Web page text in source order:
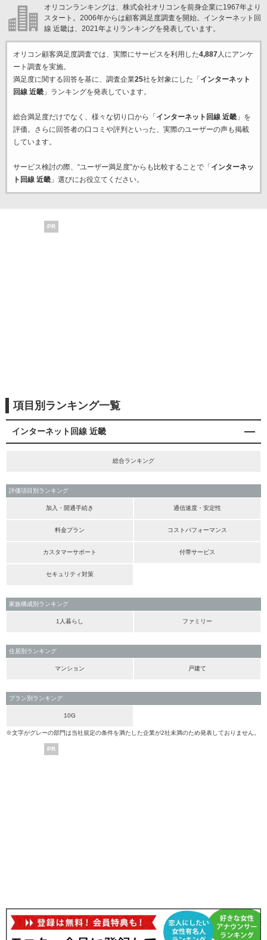
オリコンランキングは、株式会社オリコンを前身企業に1967年より
スタート。2006年からは顧客満足度調査を開始。インターネット回
線 近畿は、2021年よりランキングを発表しています。
オリコン顧客満足度調査では、実際にサービスを利用した4,887人にアンケ
ート調査を実施。
満足度に関する回答を基に、調査企業25社を対象にした「 インターネット
回線 近畿」ランキングを発表しています。
総合満足度だけでなく、様々な切り口から「 インターネット回線 近畿」を
評価。さらに回答者の口コミや評判といった、実際のユーザーの声も掲載
しています。
サービス検討の際、“ユーザー満足度”からも比較することで「 インターネッ
ト回線 近畿」選びにお役立てください。
PR
項目別ランキング一覧
インターネット回線 近畿
総合ランキング
評価項目別ランキング
加入・開通手続き 通信速度・安定性
料金プラン コストパフォーマンス
カスタマーサポート 付帯サービス
セキュリティ対策
家族構成別ランキング
1人暮らし ファミリー
住居別ランキング
マンション 戸建て
プラン別ランキング
10G
※文字がグレーの部門は当社規定の条件を満たした企業が2社未満のため発表しておりません。
PR